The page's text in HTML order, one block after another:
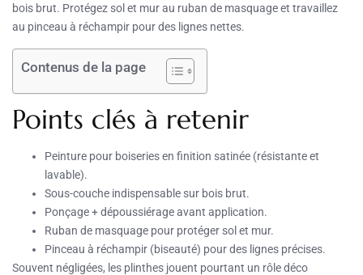
bois brut. Protégez sol et mur au ruban de masquage et travaillez
au pinceau à réchampir pour des lignes nettes.
Contenus de la page
Points clés à retenir
Peinture pour boiseries en finition satinée (résistante et
lavable).
Sous-couche indispensable sur bois brut.
Ponçage + dépoussiérage avant application.
Ruban de masquage pour protéger sol et mur.
Pinceau à réchampir (biseauté) pour des lignes précises.
Souvent négligées, les plinthes jouent pourtant un rôle déco